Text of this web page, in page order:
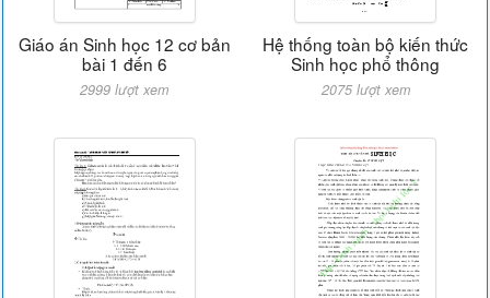
Giáo án Sinh học 12 cơ bản
bài 1 đến 6
2999 lượt xem
Hệ thống toàn bộ kiến thức
Sinh học phổ thông
2075 lượt xem